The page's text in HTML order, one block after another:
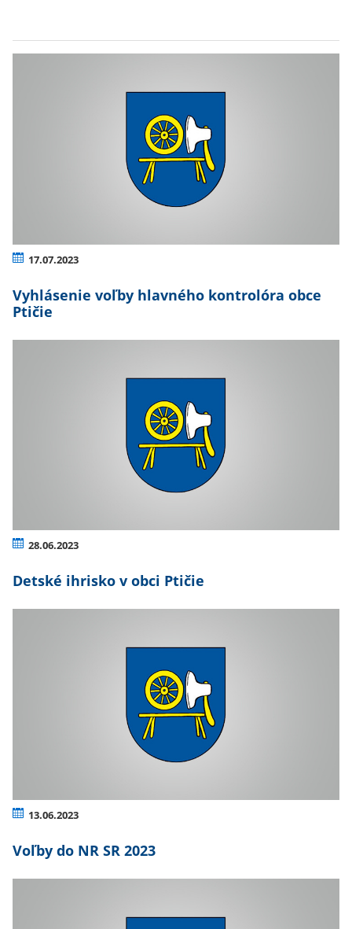
17.07.2023
Vyhlásenie voľby hlavného kontrolóra obce
Ptičie
28.06.2023
Detské ihrisko v obci Ptičie
13.06.2023
Voľby do NR SR 2023